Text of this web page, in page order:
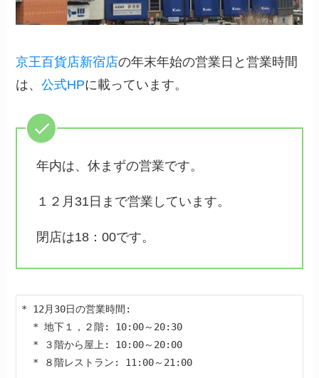
京王百貨店新宿店の年末年始の営業日と営業時間
は、公式HPに載っています。
年内は、休まずの営業です。
１２月31日まで営業しています。
閉店は18：00です。
* 12月30日の営業時間: